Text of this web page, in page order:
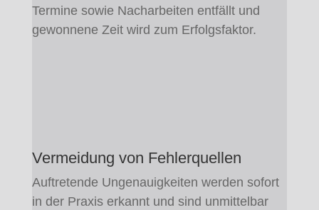
Termine sowie Nacharbeiten entfällt und
gewonnene Zeit wird zum Erfolgsfaktor.
Vermeidung von Fehlerquellen
Auftretende Ungenauigkeiten werden sofort
in der Praxis erkannt und sind unmittelbar